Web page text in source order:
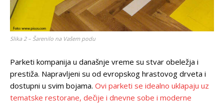
Slika 2 – Šarenilo na Vašem podu
Parketi kompanija u današnje vreme su stvar obeležja i
prestiža. Napravljeni su od evropskog hrastovog drveta i
dostupni u svim bojama. Ovi parketi se idealno uklapaju uz
tematske restorane, dečije i dnevne sobe i moderne